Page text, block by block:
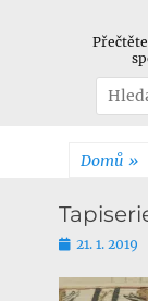
Domů »
Publikováno
21. 1. 2019